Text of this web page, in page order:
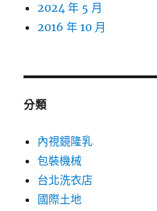
2024 年 5 月
2016 年 10 月
分類
內視鏡隆乳
包裝機械
台北洗衣店
國際土地